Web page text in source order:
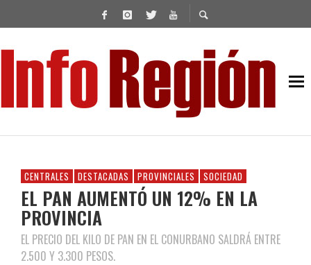
CENTRALES DESTACADAS PROVINCIALES SOCIEDAD
EL PAN AUMENTÓ UN 12% EN LA
PROVINCIA
EL PRECIO DEL KILO DE PAN EN EL CONURBANO SALDRÁ ENTRE
2.500 Y 3.300 PESOS.